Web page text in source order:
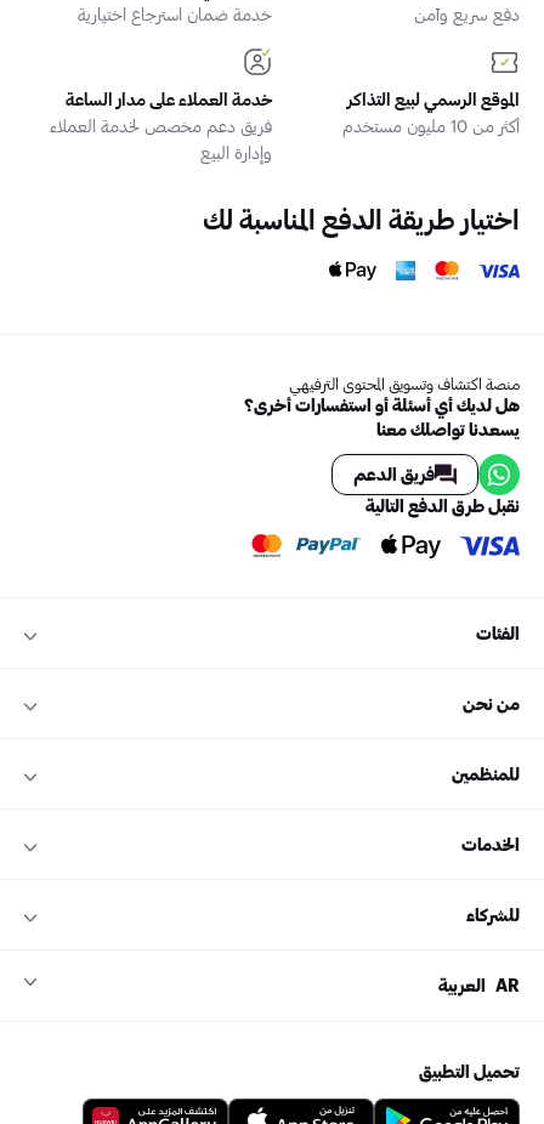
دفع سريع وآمن
خدمة ضمان استرجاع اختيارية
الموقع الرسمي لبيع التذاكر
أكثر من 10 مليون مستخدم
خدمة العملاء على مدار الساعة
فريق دعم مخصص لخدمة العملاء
وإدارة البيع
اختيار طريقة الدفع المناسبة لك
منصة اكتشاف وتسويق المحتوى الترفيهي
هل لديك أي أسئلة أو استفسارات أخرى؟
يسعدنا تواصلك معنا
فريق الدعم
نقبل طرق الدفع التالية
الفئات
من نحن
للمنظمين
الخدمات
للشركاء
AR العربية
تحميل التطبيق